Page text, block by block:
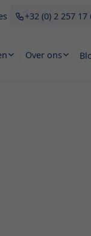
+32 (0) 2 257 17
Over ons